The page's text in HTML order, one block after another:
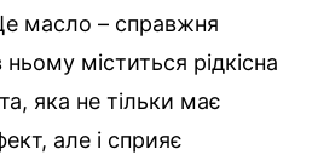
масло – справжня
міститься рідкісна
яка не тільки має
але і сприяє